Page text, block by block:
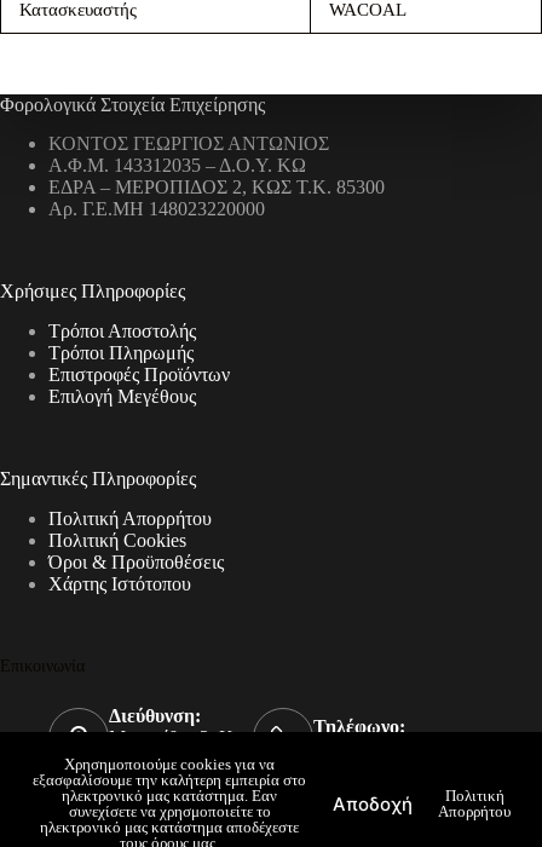
Κατασκευαστής WACOAL
Φορολογικά Στοιχεία Επιχείρησης
ΚΟΝΤΟΣ ΓΕΩΡΓΙΟΣ ΑΝΤΩΝΙΟΣ
Α.Φ.Μ. 143312035 – Δ.Ο.Υ. ΚΩ
ΕΔΡΑ – ΜΕΡΟΠΙΔΟΣ 2, ΚΩΣ Τ.Κ. 85300
Αρ. Γ.Ε.ΜΗ 148023220000
Χρήσιμες Πληροφορίες
Τρόποι Αποστολής
Τρόποι Πληρωμής
Επιστροφές Προϊόντων
Επιλογή Μεγέθους
Σημαντικές Πληροφορίες
Πολιτική Απορρήτου
Πολιτική Cookies
Όροι & Προϋποθέσεις
Χάρτης Ιστότοπου
Επικοινωνία
Διεύθυνση:
Μεροπίδος 2, Κως
Τ.Κ. 85300
Τηλέφωνο:
Email:
info@evita-lingeries.gr
Copyright © 2026 Evita Lingeries - Powered by
Χρησημοποιούμε cookies για να
εξασφαλίσουμε την καλήτερη εμπειρία στο
ηλεκτρονικό μας κατάστημα. Εαν
συνεχίσετε να χρησμοποιείτε το
ηλεκτρονικό μας κατάστημα αποδέχεστε
τους όρους μας.
Αποδοχή
Πολιτική
Απορρήτου